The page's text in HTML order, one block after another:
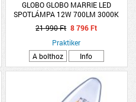
GLOBO GLOBO MARRIE LED
SPOTLÁMPA 12W 700LM 3000K
+GU10 5W IP20 13X35CM MATT
FEKETE-SÁRGARÉZ SZÍN
21 990 Ft 8 796 Ft
Praktiker
A bolthoz
Info